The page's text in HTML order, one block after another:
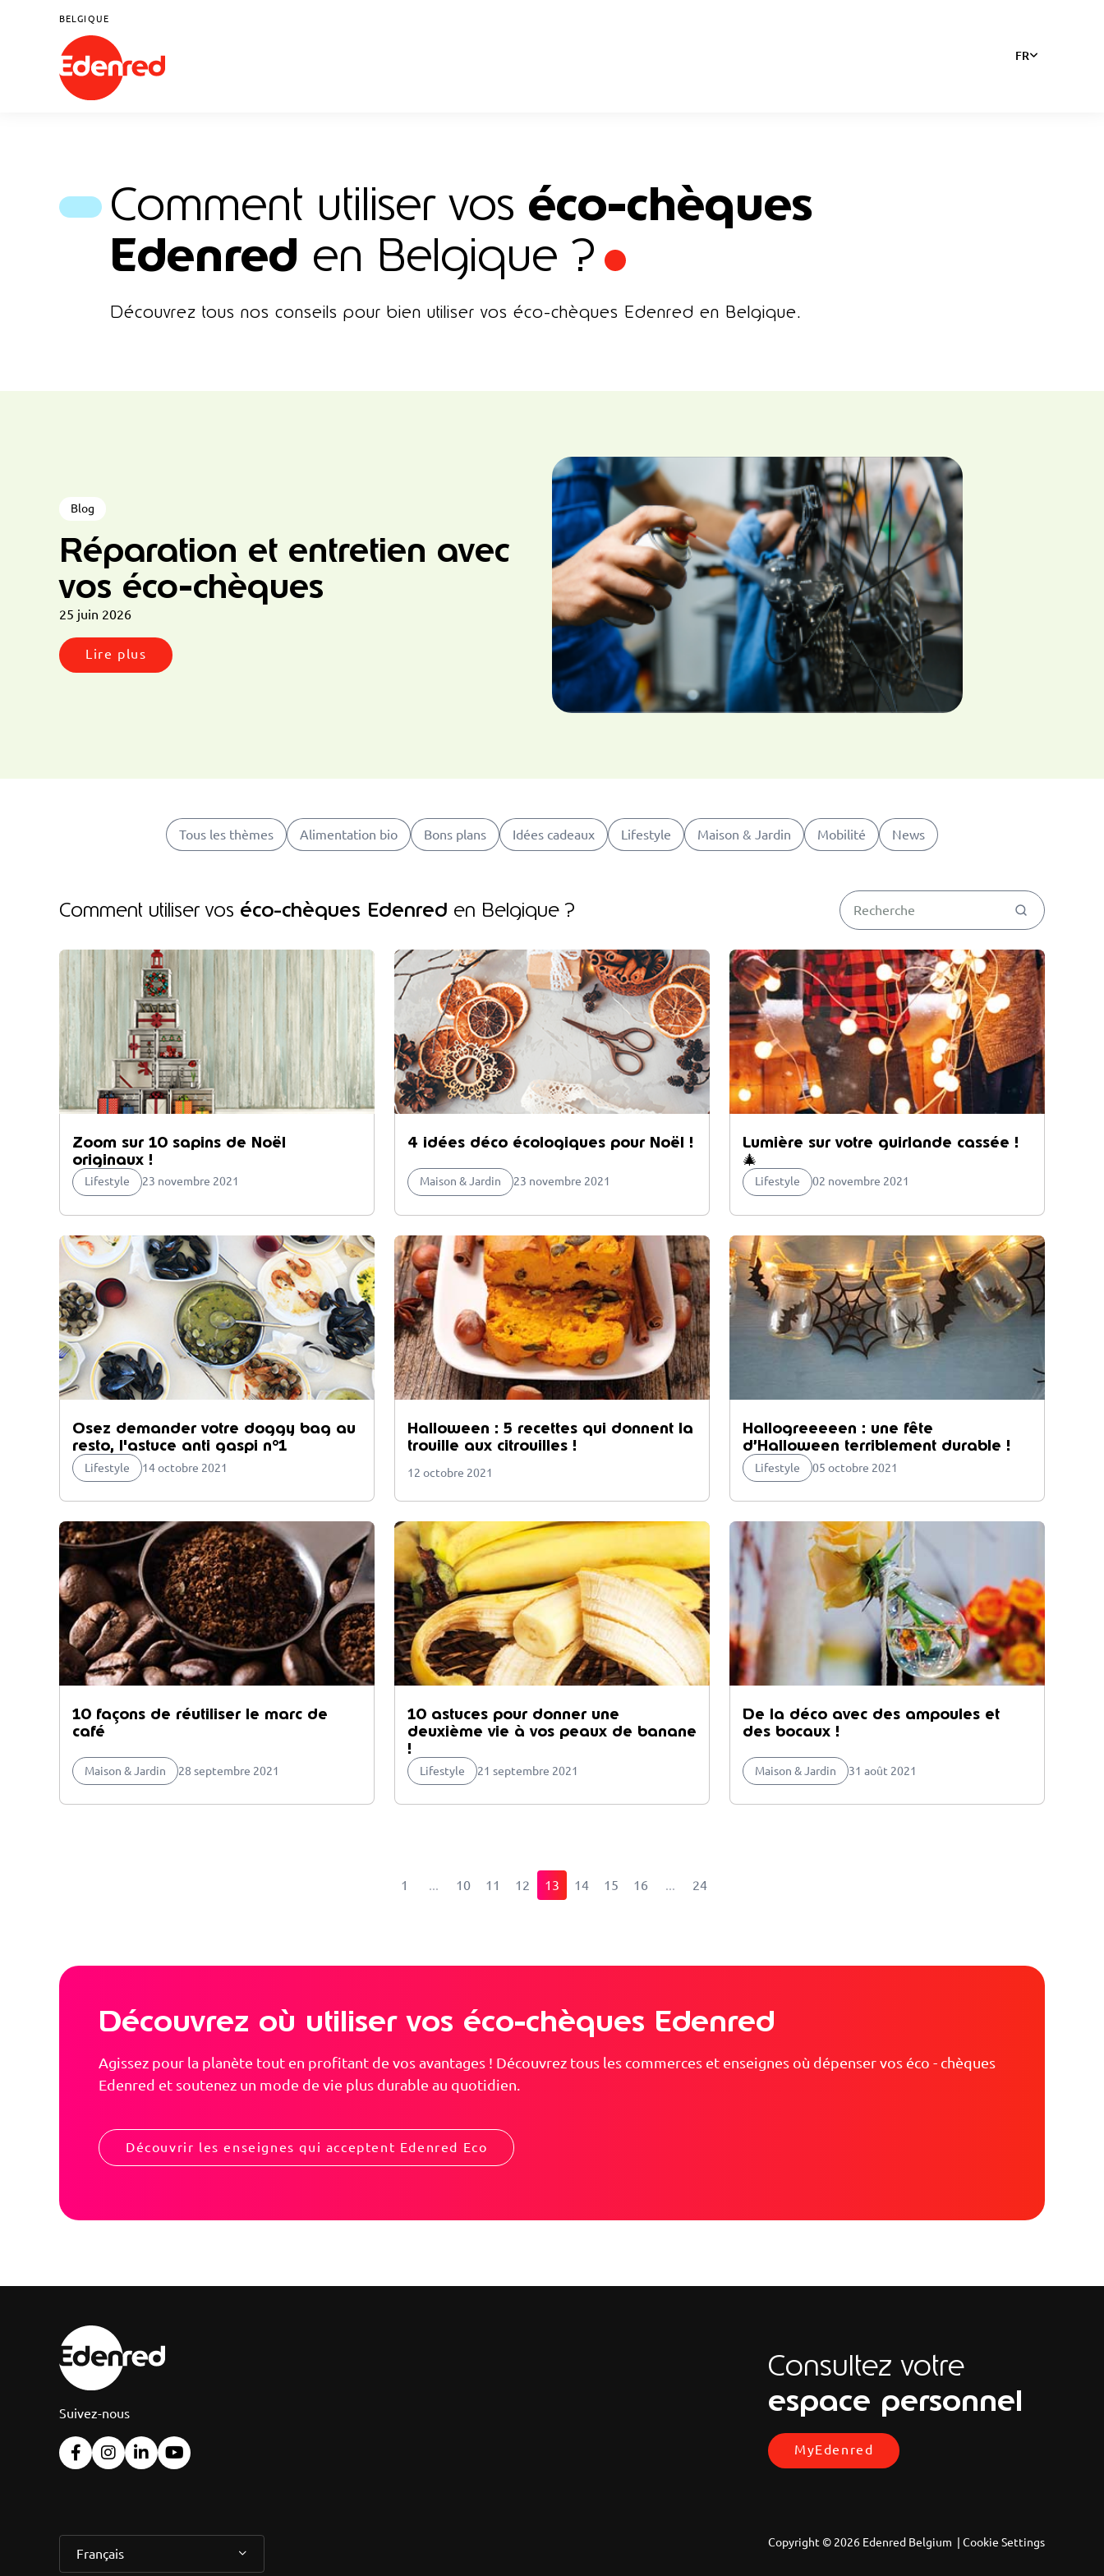
BELGIQUE
FR
Comment utiliser vos éco-chèques
Edenred en Belgique ?
Découvrez tous nos conseils pour bien utiliser vos éco-chèques Edenred en Belgique.
Blog
Réparation et entretien avec
vos éco-chèques
25 juin 2026
Lire plus
Tous les thèmes Alimentation bio Bons plans Idées cadeaux Lifestyle Maison & Jardin Mobilité News
Comment utiliser vos éco-chèques Edenred en Belgique ?
Zoom sur 10 sapins de Noël
originaux !
Lifestyle 23 novembre 2021
4 idées déco écologiques pour Noël !
Maison & Jardin 23 novembre 2021
Lumière sur votre guirlande cassée !
🎄
Lifestyle 02 novembre 2021
Osez demander votre doggy bag au
resto, l'astuce anti gaspi n°1
Lifestyle 14 octobre 2021
Halloween : 5 recettes qui donnent la
trouille aux citrouilles !
12 octobre 2021
Hallogreeeeen : une fête
d’Halloween terriblement durable !
Lifestyle 05 octobre 2021
10 façons de réutiliser le marc de
café
Maison & Jardin 28 septembre 2021
10 astuces pour donner une
deuxième vie à vos peaux de banane
!
Lifestyle 21 septembre 2021
De la déco avec des ampoules et
des bocaux !
Maison & Jardin 31 août 2021
1 10 11 12 13 14 15 16 24
Découvrez où utiliser vos éco-chèques Edenred
Agissez pour la planète tout en profitant de vos avantages ! Découvrez tous les commerces et enseignes où dépenser vos éco - chèques
Edenred et soutenez un mode de vie plus durable au quotidien.
Découvrir les enseignes qui acceptent Edenred Eco
Suivez-nous
Français
Consultez votre
espace personnel
MyEdenred
Copyright © 2026 Edenred Belgium | Cookie Settings